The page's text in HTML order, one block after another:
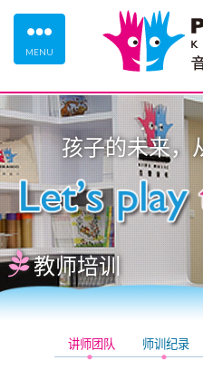
MENU
孩子的未来，
教师培训
讲师团队 师训纪录